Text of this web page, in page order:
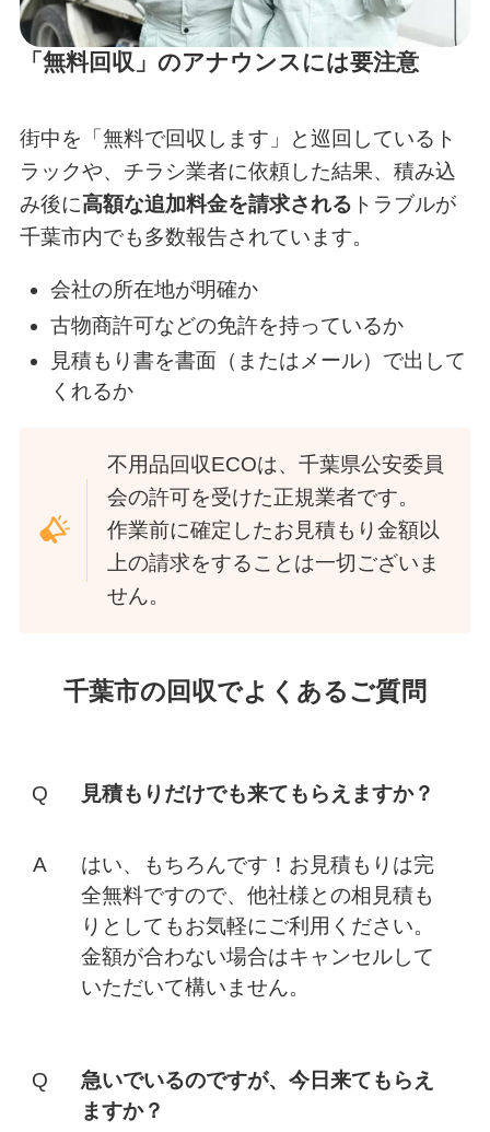
「無料回収」のアナウンスには要注意
街中を「無料で回収します」と巡回しているト
ラックや、チラシ業者に依頼した結果、積み込
み後に高額な追加料金を請求される トラブルが
千葉市内でも多数報告されています。
会社の所在地が明確か
古物商許可などの免許を持っているか
見積もり書を書面（またはメール）で出して
くれるか
不用品回収ECOは、千葉県公安委員
会の許可を受けた正規業者です。
作業前に確定したお見積もり金額以
上の請求をすることは一切ございま
せん。
千葉市の回収でよくあるご質問
見積もりだけでも来てもらえますか？
はい、もちろんです！お見積もりは完
全無料ですので、他社様との相見積も
りとしてもお気軽にご利用ください。
金額が合わない場合はキャンセルして
いただいて構いません。
急いでいるのですが、今日来てもらえ
ますか？